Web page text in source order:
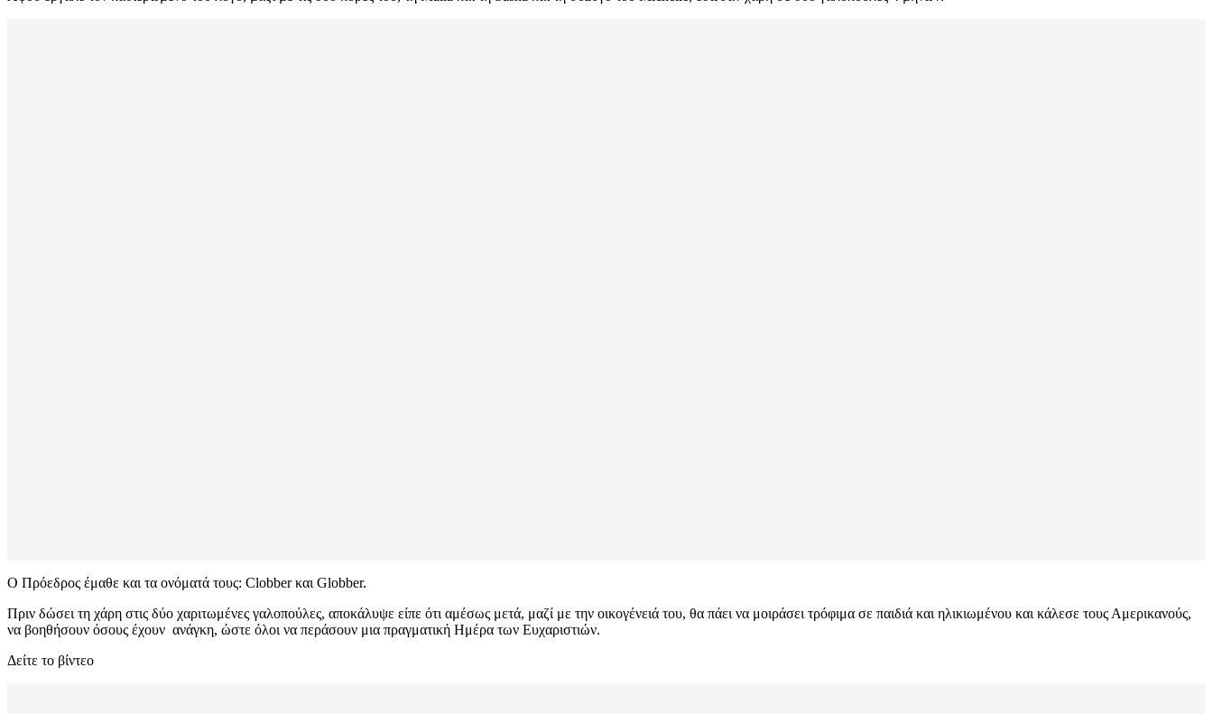
Ο Πρόεδρος έμαθε και τα ονόματά τους: Clobber και Globber.
Πριν δώσει τη χάρη στις δύο χαριτωμένες γαλοπούλες, αποκάλυψε είπε ότι αμέσως μετά, μαζί με την οικογένειά του, θα πάει να μοιράσει τρόφιμα σε παιδιά και ηλικιωμένου και κάλεσε τους Αμερικανούς,
να βοηθήσουν όσους έχουν ανάγκη, ώστε όλοι να περάσουν μια πραγματική Ημέρα των Ευχαριστιών.
Δείτε το βίντεο